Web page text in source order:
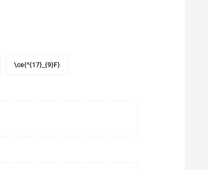
\ce{^{17}_{9}F}